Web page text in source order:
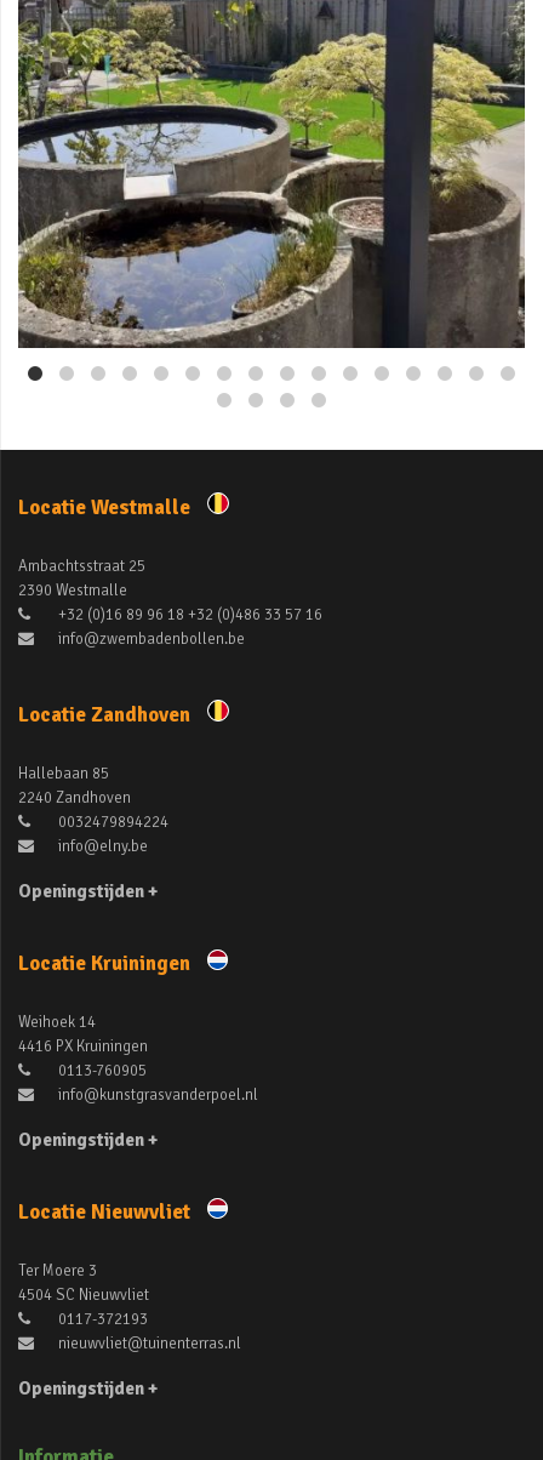
Mei 3
Locatie Westmalle
Ambachtsstraat 25
2390 Westmalle
+32 (0)16 89 96 18 +32 (0)486 33 57 16
info@zwembadenbollen.be
Locatie Zandhoven
Hallebaan 85
2240 Zandhoven
0032479894224
info@elny.be
Openingstijden +
Locatie Kruiningen
Weihoek 14
4416 PX Kruiningen
0113-760905
info@kunstgrasvanderpoel.nl
Openingstijden +
Locatie Nieuwvliet
Ter Moere 3
4504 SC Nieuwvliet
0117-372193
nieuwvliet@tuinenterras.nl
Openingstijden +